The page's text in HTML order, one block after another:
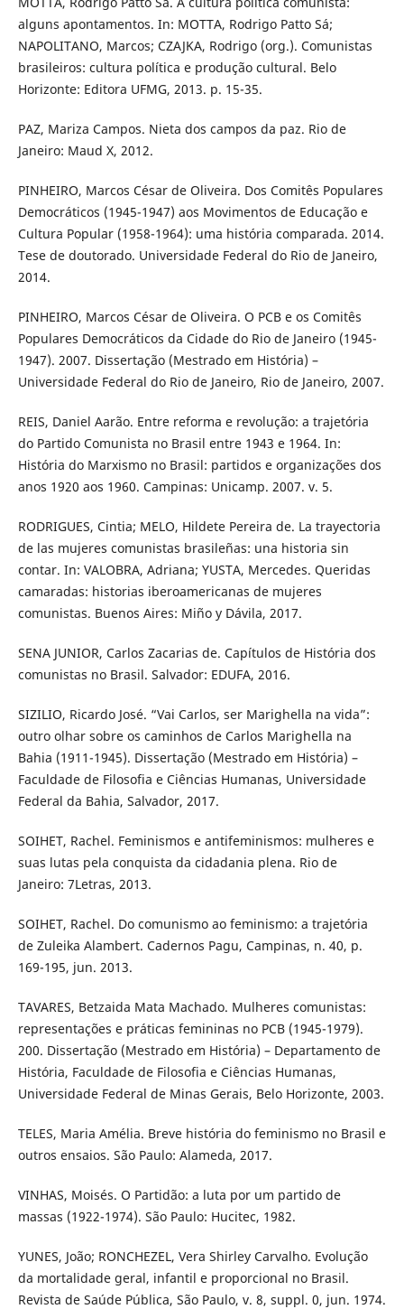
alguns apontamentos. In: MOTTA, Rodrigo Patto Sá;
NAPOLITANO, Marcos; CZAJKA, Rodrigo (org.). Comunistas
brasileiros: cultura política e produção cultural. Belo
Horizonte: Editora UFMG, 2013. p. 15-35.
PAZ, Mariza Campos. Nieta dos campos da paz. Rio de
Janeiro: Maud X, 2012.
PINHEIRO, Marcos César de Oliveira. Dos Comitês Populares
Democráticos (1945-1947) aos Movimentos de Educação e
Cultura Popular (1958-1964): uma história comparada. 2014.
Tese de doutorado. Universidade Federal do Rio de Janeiro,
2014.
PINHEIRO, Marcos César de Oliveira. O PCB e os Comitês
Populares Democráticos da Cidade do Rio de Janeiro (1945-
1947). 2007. Dissertação (Mestrado em História) –
Universidade Federal do Rio de Janeiro, Rio de Janeiro, 2007.
REIS, Daniel Aarão. Entre reforma e revolução: a trajetória
do Partido Comunista no Brasil entre 1943 e 1964. In:
História do Marxismo no Brasil: partidos e organizações dos
anos 1920 aos 1960. Campinas: Unicamp. 2007. v. 5.
RODRIGUES, Cintia; MELO, Hildete Pereira de. La trayectoria
de las mujeres comunistas brasileñas: una historia sin
contar. In: VALOBRA, Adriana; YUSTA, Mercedes. Queridas
camaradas: historias iberoamericanas de mujeres
comunistas. Buenos Aires: Miño y Dávila, 2017.
SENA JUNIOR, Carlos Zacarias de. Capítulos de História dos
comunistas no Brasil. Salvador: EDUFA, 2016.
SIZILIO, Ricardo José. “Vai Carlos, ser Marighella na vida”:
outro olhar sobre os caminhos de Carlos Marighella na
Bahia (1911-1945). Dissertação (Mestrado em História) –
Faculdade de Filosofia e Ciências Humanas, Universidade
Federal da Bahia, Salvador, 2017.
SOIHET, Rachel. Feminismos e antifeminismos: mulheres e
suas lutas pela conquista da cidadania plena. Rio de
Janeiro: 7Letras, 2013.
SOIHET, Rachel. Do comunismo ao feminismo: a trajetória
de Zuleika Alambert. Cadernos Pagu, Campinas, n. 40, p.
169-195, jun. 2013.
TAVARES, Betzaida Mata Machado. Mulheres comunistas:
representações e práticas femininas no PCB (1945-1979).
200. Dissertação (Mestrado em História) – Departamento de
História, Faculdade de Filosofia e Ciências Humanas,
Universidade Federal de Minas Gerais, Belo Horizonte, 2003.
TELES, Maria Amélia. Breve história do feminismo no Brasil e
outros ensaios. São Paulo: Alameda, 2017.
VINHAS, Moisés. O Partidão: a luta por um partido de
massas (1922-1974). São Paulo: Hucitec, 1982.
YUNES, João; RONCHEZEL, Vera Shirley Carvalho. Evolução
da mortalidade geral, infantil e proporcional no Brasil.
Revista de Saúde Pública, São Paulo, v. 8, suppl. 0, jun. 1974.